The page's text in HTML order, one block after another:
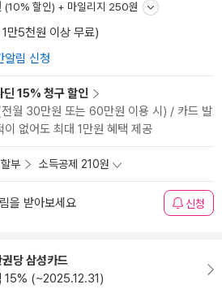
(10% 할인) + 마일리지 250원
만5천원 이상 무료)
알림 신청
딘 15% 청구 할인
월 30만원 또는 60만원 이용 시) / 카드 발
없어도 최대 1만원 혜택 제공
부 소득공제 210원
을 받아보세요 신청
당 삼성카드
15% (~2025.12.31)